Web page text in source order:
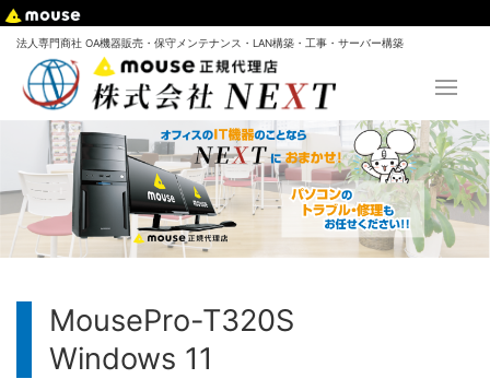
法人専門商社 OA機器販売・保守メンテナンス・LAN構築・工事・サーバー構築
MousePro-T320S
Windows 11